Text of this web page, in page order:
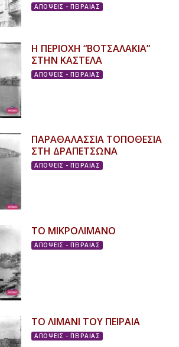
ΑΠΟΨΕΙΣ - ΠΕΙΡΑΙΑΣ
Η ΠΕΡΙΟΧΗ “ΒΟΤΣΑΛΑΚΙΑ”
ΣΤΗΝ ΚΑΣΤΕΛΑ
ΑΠΟΨΕΙΣ - ΠΕΙΡΑΙΑΣ
ΠΑΡΑΘΑΛΑΣΣΙΑ ΤΟΠΟΘΕΣΙΑ
ΣΤΗ ΔΡΑΠΕΤΣΩΝΑ
ΑΠΟΨΕΙΣ - ΠΕΙΡΑΙΑΣ
ΤΟ ΜΙΚΡΟΛΙΜΑΝΟ
ΑΠΟΨΕΙΣ - ΠΕΙΡΑΙΑΣ
ΤΟ ΛΙΜΑΝΙ ΤΟΥ ΠΕΙΡΑΙΑ
ΑΠΟΨΕΙΣ - ΠΕΙΡΑΙΑΣ